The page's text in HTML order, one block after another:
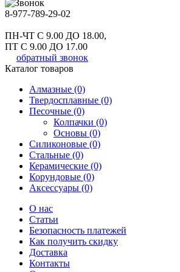
8-977-789-29-02
ПН-ЧТ С 9.00 ДО 18.00,
ПТ С 9.00 ДО 17.00
обратный звонок
Каталог товаров
Алмазные (0)
Твердосплавные (0)
Песочные (0)
Колпачки (0)
Основы (0)
Силиконовые (0)
Стальные (0)
Керамические (0)
Корундовые (0)
Аксессуары (0)
О нас
Статьи
Безопасность платежей
Как получить скидку
Доставка
Контакты